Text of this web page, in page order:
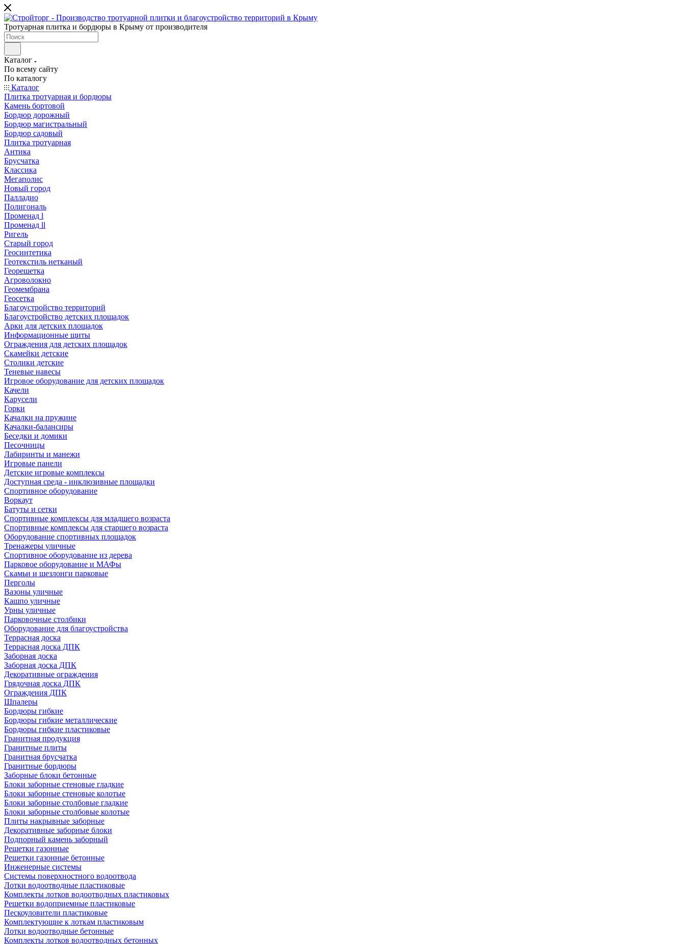
Тротуарная плитка и бордюры в Крыму от производителя
Каталог
По всему сайту
По каталогу
Каталог
Плитка тротуарная и бордюры
Камень бортовой
Бордюр дорожный
Бордюр магистральный
Бордюр садовый
Плитка тротуарная
Антика
Брусчатка
Классика
Мегаполис
Новый город
Палладио
Полигональ
Променад l
Променад ll
Ригель
Старый город
Геосинтетика
Геотекстиль нетканый
Георешетка
Агроволокно
Геомембрана
Геосетка
Благоустройство территорий
Благоустройство детских площадок
Арки для детских площадок
Информационные щиты
Ограждения для детских площадок
Скамейки детские
Столики детские
Теневые навесы
Игровое оборудование для детских площадок
Качели
Карусели
Горки
Качалки на пружине
Качалки-балансиры
Беседки и домики
Песочницы
Лабиринты и манежи
Игровые панели
Детские игровые комплексы
Доступная среда - инклюзивные площадки
Спортивное оборудование
Воркаут
Батуты и сетки
Спортивные комплексы для младшего возраста
Спортивные комплексы для старшего возраста
Оборудование спортивных площадок
Тренажеры уличные
Спортивное оборудование из дерева
Парковое оборудование и МАФы
Скамьи и шезлонги парковые
Перголы
Вазоны уличные
Кашпо уличные
Урны уличные
Парковочные столбики
Оборудование для благоустройства
Террасная доска
Террасная доска ДПК
Заборная доска
Заборная доска ДПК
Декоративные ограждения
Грядочная доска ДПК
Ограждения ДПК
Шпалеры
Бордюры гибкие
Бордюры гибкие металлические
Бордюры гибкие пластиковые
Гранитная продукция
Гранитные плиты
Гранитная брусчатка
Гранитные бордюры
Заборные блоки бетонные
Блоки заборные стеновые гладкие
Блоки заборные стеновые колотые
Блоки заборные столбовые гладкие
Блоки заборные столбовые колотые
Плиты накрывные заборные
Декоративные заборные блоки
Подпорный камень заборный
Решетки газонные
Решетки газонные бетонные
Инженерные системы
Системы поверхностного водоотвода
Лотки водоотводные пластиковые
Комплекты лотков водоотводных пластиковых
Решетки водоприемные пластиковые
Пескоуловители пластиковые
Комплектующие к лоткам пластиковым
Лотки водоотводные бетонные
Комплекты лотков водоотводных бетонных